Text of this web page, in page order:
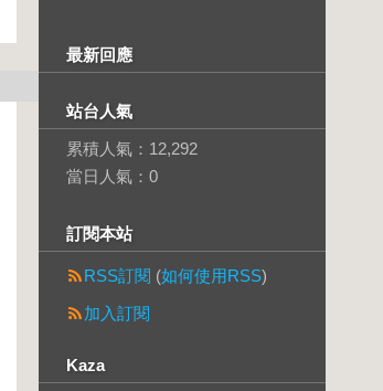
最新回應
站台人氣
累積人氣： 12,292
當日人氣： 0
訂閱本站
RSS訂閱 (如何使用RSS)
加入訂閱
Kaza